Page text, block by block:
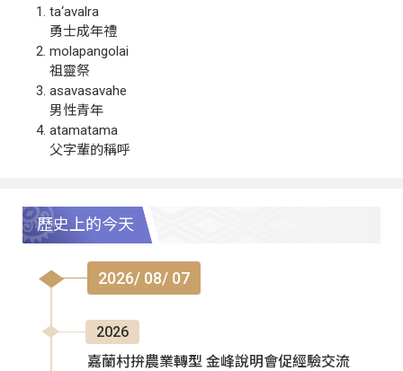
ta‘avalra
勇士成年禮
molapangolai
祖靈祭
asavasavahe
男性青年
atamatama
父字輩的稱呼
歷史上的今天
2026/ 08/ 07
2026
嘉蘭村拚農業轉型 金峰說明會促經驗交流